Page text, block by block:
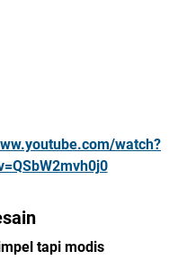
watch?
tapi modis